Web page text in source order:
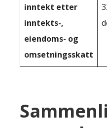
inntekt etter
inntekts-,
eiendoms- og
omsetningsskatt